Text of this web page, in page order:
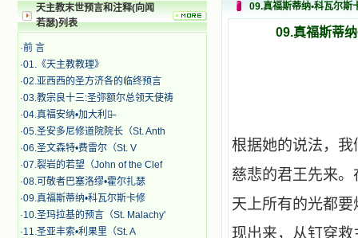
天主教末世预言和注释(向闻
若瑟)列表
·前 言
·01.《天主教教理》
·02.亚西西的圣方济各的临终预言
·03.教宗良十三:圣弥额尔总领天使祷
·04.真福安纳•加大利纳̶
·05.圣安多尼修道院院长（St. Anth
·06.圣文森特•费雷尔（St. V
·07.裂岩的若望（John of the Clef
·08.可敬者巴塞洛缪•霍尔扎瑟
·09.真福斯蒂纳•科瓦尔斯卡修
·10.圣玛拉基的预言（St. Malachy'
·11.圣亚丰索•利果里（St. A
09.真福斯蒂纳•科瓦尔
09.真福斯蒂
根据她的说法，
慈悲的君王先来
天上所有的光都
现出来，从钉穿